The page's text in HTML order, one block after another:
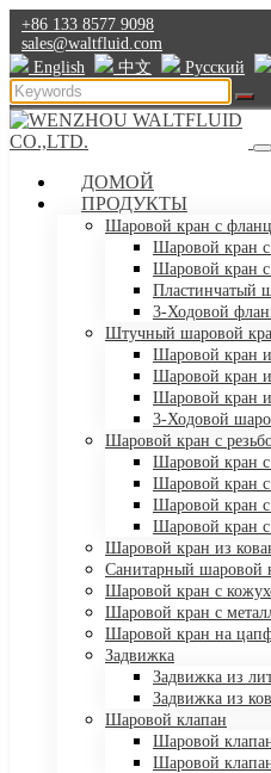
+86 133 8577 9098
sales@waltfluid.com
English
中文 Pусский
ДОМОЙ
ПРОДУКТЫ
Шаровой кран с
Шаровой кран
Шаровой кран
Пластинчатый
3-Ходовой
Штучный шаровой
Шаровой кран
Шаровой кран
Шаровой кран
3-Ходовой
Шаровой кран с
Шаровой кран с
Шаровой кран с
Шаровой кран с
Шаровой кран с
Шаровой кран из
Санитарный шаровой
Шаровой кран с
Шаровой кран с
Шаровой кран на
Задвижка
Задвижка из
Задвижка из
Шаровой клапан
Шаровой
Шаровой